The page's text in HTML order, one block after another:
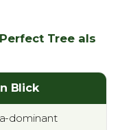
Tree als
Blick
dominant